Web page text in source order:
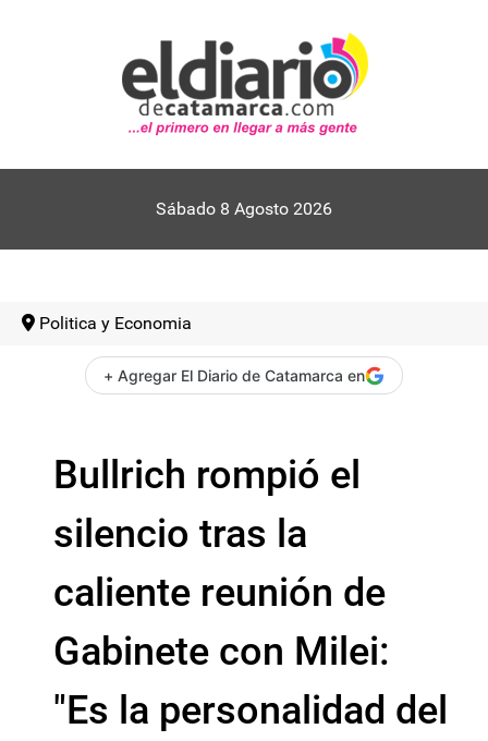
Sábado 8 Agosto 2026
Politica y Economia
+ Agregar El Diario de Catamarca en
Bullrich rompió el
silencio tras la
caliente reunión de
Gabinete con Milei:
"Es la personalidad del